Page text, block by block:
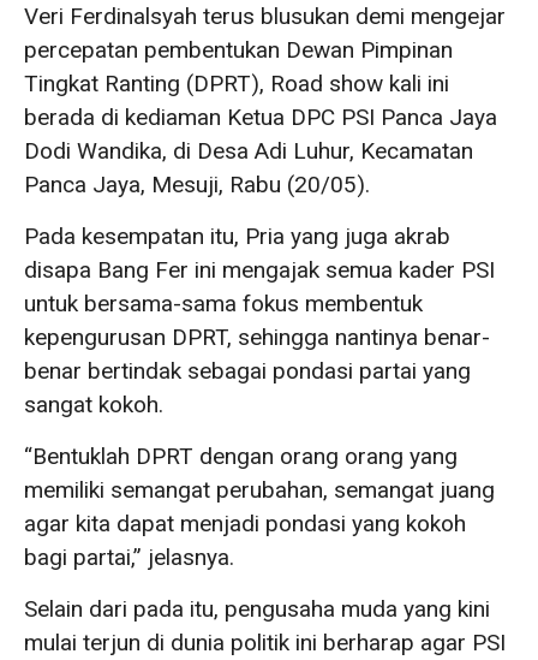
Veri Ferdinalsyah terus blusukan demi mengejar
percepatan pembentukan Dewan Pimpinan
Tingkat Ranting (DPRT), Road show kali ini
berada di kediaman Ketua DPC PSI Panca Jaya
Dodi Wandika, di Desa Adi Luhur, Kecamatan
Panca Jaya, Mesuji, Rabu (20/05).
Pada kesempatan itu, Pria yang juga akrab
disapa Bang Fer ini mengajak semua kader PSI
untuk bersama-sama fokus membentuk
kepengurusan DPRT, sehingga nantinya benar-
benar bertindak sebagai pondasi partai yang
sangat kokoh.
“Bentuklah DPRT dengan orang orang yang
memiliki semangat perubahan, semangat juang
agar kita dapat menjadi pondasi yang kokoh
bagi partai,” jelasnya.
Selain dari pada itu, pengusaha muda yang kini
mulai terjun di dunia politik ini berharap agar PSI